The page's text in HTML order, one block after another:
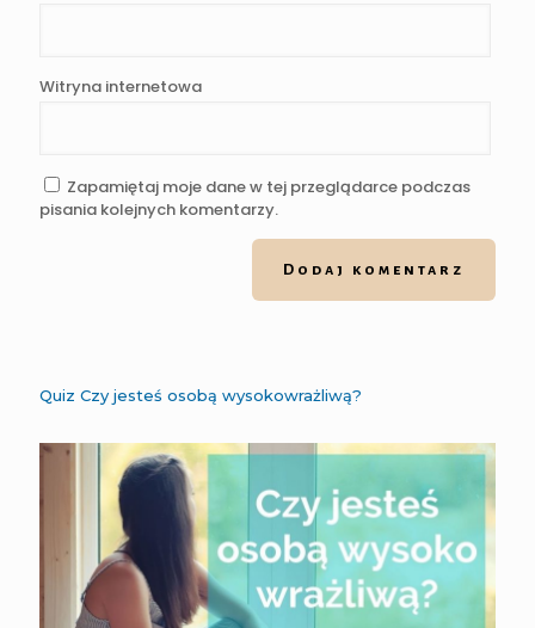
Witryna internetowa
Zapamiętaj moje dane w tej przeglądarce podczas
pisania kolejnych komentarzy.
Quiz Czy jesteś osobą wysokowrażliwą?